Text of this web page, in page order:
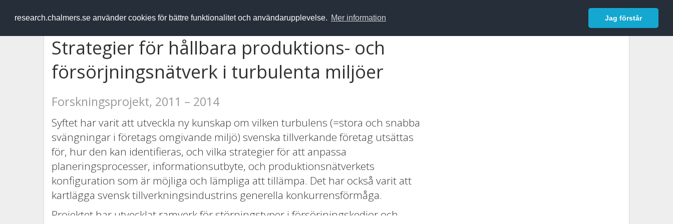
research.chalmers.se använder cookies för bättre funktionalitet och användarupplevelse. Mer information Jag förstår
RESEARCH.chalmers.se Logga in
Strategier för hållbara produktions- och
försörjningsnätverk i turbulenta miljöer
Forskningsprojekt, 2011 – 2014
Syftet har varit att utveckla ny kunskap om vilken turbulens (=stora och snabba
svängningar i företags omgivande miljö) svenska tillverkande företag utsättas
för, hur den kan identifieras, och vilka strategier för att anpassa
planeringsprocesser, informationsutbyte, och produktionsnätverkets
konfiguration som är möjliga och lämpliga att tillämpa. Det har också varit att
kartlägga svensk tillverkningsindustrins generella konkurrensförmåga.
Projektet har utvecklat ramverk för störningstyper i försörjningskedjor och